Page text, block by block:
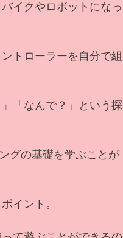
イクやロボットになっ
トローラーを自分で組
「なんで？」という探
グの基礎を学ぶことが
イント。